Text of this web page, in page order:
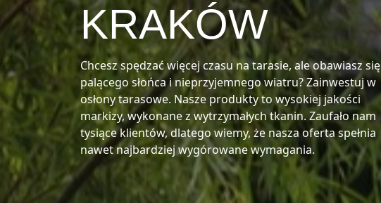
KRAKÓW
Chcesz spędzać więcej czasu na tarasie, ale obawiasz się
palącego słońca i nieprzyjemnego wiatru? Zainwestuj w
osłony tarasowe. Nasze produkty to wysokiej jakości
markizy, wykonane z wytrzymałych tkanin. Zaufało nam
tysiące klientów, dlatego wiemy, że nasza oferta spełnia
nawet najbardziej wygórowane wymagania.